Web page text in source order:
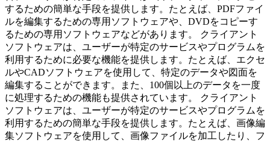
するための簡単な手段を提供します。たとえば、PDFファイ
ルを編集するための専用ソフトウェアや、DVDをコピーす
るための専用ソフトウェアなどがあります。 クライアント
ソフトウェアは、ユーザーが特定のサービスやプログラムを
利用するために必要な機能を提供します。たとえば、エクセ
ルやCADソフトウェアを使用して、特定のデータや図面を
編集することができます。また、100個以上のデータを一度
に処理するための機能も提供されています。 クライアント
ソフトウェアは、ユーザーが特定のサービスやプログラムを
利用するための簡単な手段を提供します。たとえば、画像編
集ソフトウェアを使用して、画像ファイルを加工したり、フ